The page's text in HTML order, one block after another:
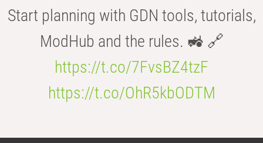
Start planning with GDN tools, tutorials,
ModHub and the rules. 🚜 🔗
https://t.co/7FvsBZ4tzF
https://t.co/OhR5kbODTM